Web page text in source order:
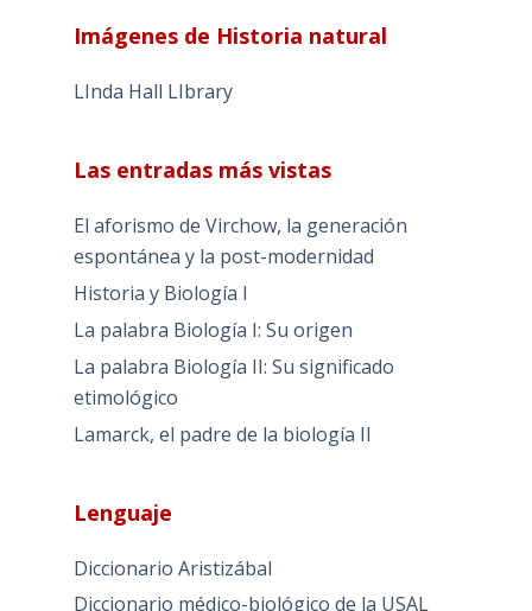
Imágenes de Historia natural
LInda Hall LIbrary
Las entradas más vistas
El aforismo de Virchow, la generación
espontánea y la post-modernidad
Historia y Biología I
La palabra Biología I: Su origen
La palabra Biología II: Su significado
etimológico
Lamarck, el padre de la biología II
Lenguaje
Diccionario Aristizábal
Diccionario médico-biológico de la USAL